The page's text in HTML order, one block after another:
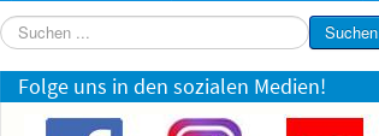
Suchen
...
Suchen
Folge uns in den sozialen Medien!